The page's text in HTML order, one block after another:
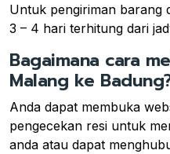
Untuk pengiriman barang
3 – 4 hari terhitung dari
Bagaimana cara
Malang ke
Anda dapat membuka
pengecekan resi untuk
anda atau dapat